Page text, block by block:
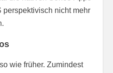
perspektivisch nicht mehr
wie früher. Zumindest